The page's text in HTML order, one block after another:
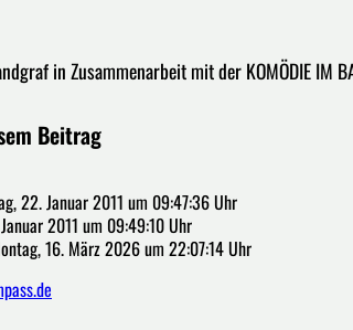
in Zusammenarbeit mit der KOMÖDIE IM
Beitrag
22. Januar 2011 um 09:47:36 Uhr
2011 um 09:49:10 Uhr
16. März 2026 um 22:07:14 Uhr